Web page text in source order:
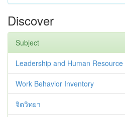
Discover
Subject
Leadership and Human Resource
Work Behavior Inventory
จิตวิทยา